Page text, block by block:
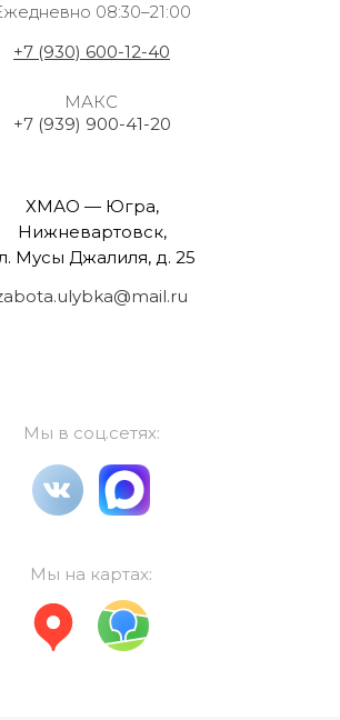
МАКС
08:30–21:00
+7 (939) 900-41-20
+7 (930) 600-12-40
Мы в соц.сетях:
Мы на картах:
ХМАО — Югра,
Нижневартовск,
Мусы Джалиля, д. 25